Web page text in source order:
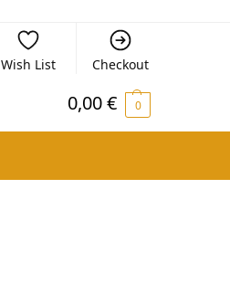
Wish List Checkout
0,00€ 0